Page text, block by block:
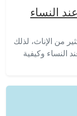
النساء
من الإناث، لذلك
النساء وكيفية